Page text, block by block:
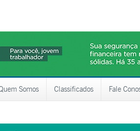
Somos Classificados Fale